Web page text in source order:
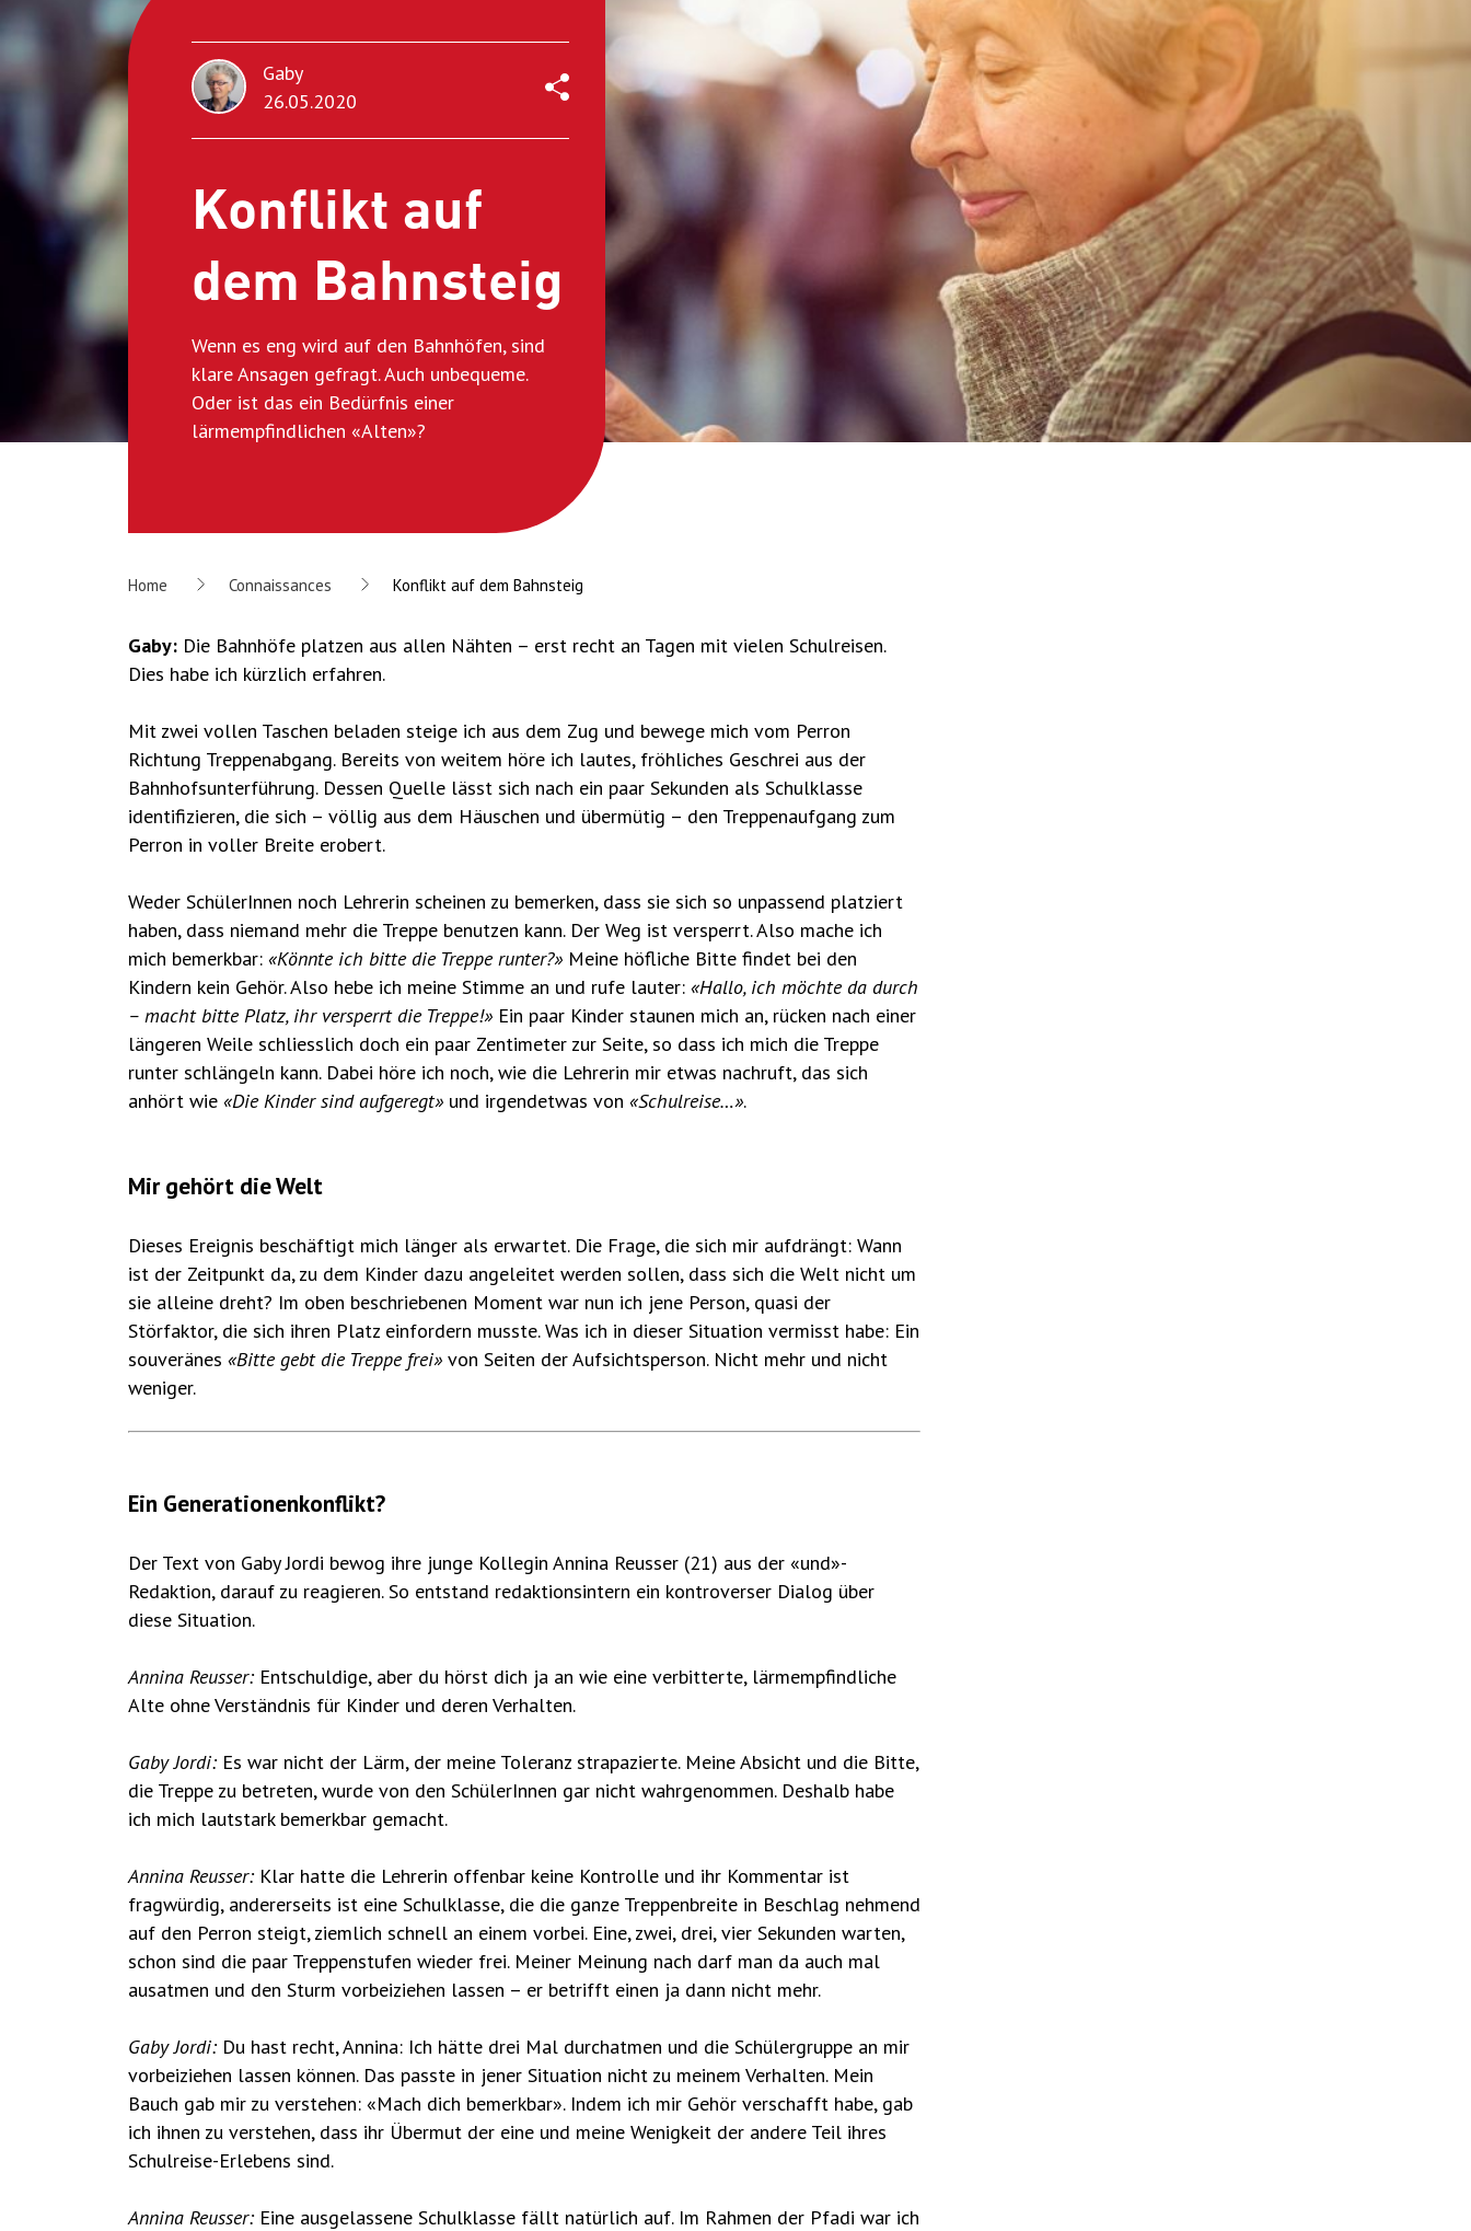
Gaby
26.05.2020
Konflikt auf
dem Bahnsteig
Wenn es eng wird auf den Bahnhöfen, sind
klare Ansagen gefragt. Auch unbequeme.
Oder ist das ein Bedürfnis einer
lärmempfindlichen «Alten»?
Home Connaissances Konflikt auf dem Bahnsteig
Gaby: Die Bahnhöfe platzen aus allen Nähten – erst recht an Tagen mit vielen Schulreisen.
Dies habe ich kürzlich erfahren.
Mit zwei vollen Taschen beladen steige ich aus dem Zug und bewege mich vom Perron
Richtung Treppenabgang. Bereits von weitem höre ich lautes, fröhliches Geschrei aus der
Bahnhofsunterführung. Dessen Quelle lässt sich nach ein paar Sekunden als Schulklasse
identifizieren, die sich – völlig aus dem Häuschen und übermütig – den Treppenaufgang zum
Perron in voller Breite erobert.
Weder SchülerInnen noch Lehrerin scheinen zu bemerken, dass sie sich so unpassend platziert
haben, dass niemand mehr die Treppe benutzen kann. Der Weg ist versperrt. Also mache ich
mich bemerkbar: «Könnte ich bitte die Treppe runter?» Meine höfliche Bitte findet bei den
Kindern kein Gehör. Also hebe ich meine Stimme an und rufe lauter: «Hallo, ich möchte da durch
– macht bitte Platz, ihr versperrt die Treppe!» Ein paar Kinder staunen mich an, rücken nach einer
längeren Weile schliesslich doch ein paar Zentimeter zur Seite, so dass ich mich die Treppe
runter schlängeln kann. Dabei höre ich noch, wie die Lehrerin mir etwas nachruft, das sich
anhört wie «Die Kinder sind aufgeregt» und irgendetwas von «Schulreise…».
Mir gehört die Welt
Dieses Ereignis beschäftigt mich länger als erwartet. Die Frage, die sich mir aufdrängt: Wann
ist der Zeitpunkt da, zu dem Kinder dazu angeleitet werden sollen, dass sich die Welt nicht um
sie alleine dreht? Im oben beschriebenen Moment war nun ich jene Person, quasi der
Störfaktor, die sich ihren Platz einfordern musste. Was ich in dieser Situation vermisst habe: Ein
souveränes «Bitte gebt die Treppe frei» von Seiten der Aufsichtsperson. Nicht mehr und nicht
weniger.
Ein Generationenkonflikt?
Der Text von Gaby Jordi bewog ihre junge Kollegin Annina Reusser (21) aus der «und»-
Redaktion, darauf zu reagieren. So entstand redaktionsintern ein kontroverser Dialog über
diese Situation.
Annina Reusser: Entschuldige, aber du hörst dich ja an wie eine verbitterte, lärmempfindliche
Alte ohne Verständnis für Kinder und deren Verhalten.
Gaby Jordi: Es war nicht der Lärm, der meine Toleranz strapazierte. Meine Absicht und die Bitte,
die Treppe zu betreten, wurde von den SchülerInnen gar nicht wahrgenommen. Deshalb habe
ich mich lautstark bemerkbar gemacht.
Annina Reusser: Klar hatte die Lehrerin offenbar keine Kontrolle und ihr Kommentar ist
fragwürdig, andererseits ist eine Schulklasse, die die ganze Treppenbreite in Beschlag nehmend
auf den Perron steigt, ziemlich schnell an einem vorbei. Eine, zwei, drei, vier Sekunden warten,
schon sind die paar Treppenstufen wieder frei. Meiner Meinung nach darf man da auch mal
ausatmen und den Sturm vorbeiziehen lassen – er betrifft einen ja dann nicht mehr.
Gaby Jordi: Du hast recht, Annina: Ich hätte drei Mal durchatmen und die Schülergruppe an mir
vorbeiziehen lassen können. Das passte in jener Situation nicht zu meinem Verhalten. Mein
Bauch gab mir zu verstehen: «Mach dich bemerkbar». Indem ich mir Gehör verschafft habe, gab
ich ihnen zu verstehen, dass ihr Übermut der eine und meine Wenigkeit der andere Teil ihres
Schulreise-Erlebens sind.
Annina Reusser: Eine ausgelassene Schulklasse fällt natürlich auf. Im Rahmen der Pfadi war ich